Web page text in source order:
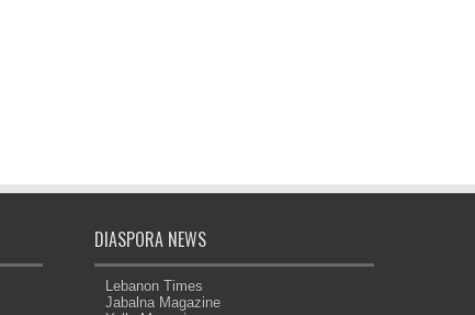
DIASPORA NEWS
Lebanon Times
Jabalna Magazine